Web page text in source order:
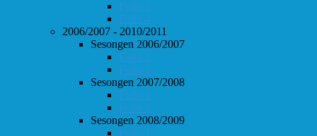
Follo 3
Follo 4
2006/2007 - 2010/2011
Sesongen 2006/2007
Follo 1
Follo 2
Sesongen 2007/2008
Follo 1
Follo 2
Sesongen 2008/2009
Follo 1